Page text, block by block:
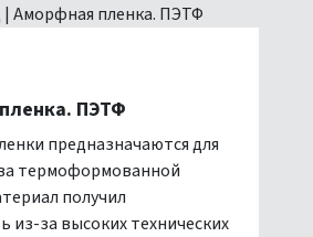
ПЭТФ
предназначаются для
термоформованной
получил
из-за высоких технических